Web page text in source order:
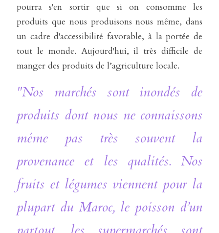
pourra s'en sortir que si on consomme les
produits que nous produisons nous même, dans
un cadre d'accessibilité favorable, à la portée de
tout le monde. Aujourd'hui, il très difficile de
manger des produits de l’agriculture locale.
"Nos marchés sont inondés de
produits dont nous ne connaissons
même pas très souvent la
provenance et les qualités. Nos
fruits et légumes viennent pour la
plupart du Maroc, le poisson d’un